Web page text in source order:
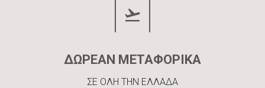
ΔΩΡΕΑΝ ΜΕΤΑΦΟΡΙΚΑ
ΣΕ ΟΛΗ ΤΗΝ ΕΛΛΑΔΑ